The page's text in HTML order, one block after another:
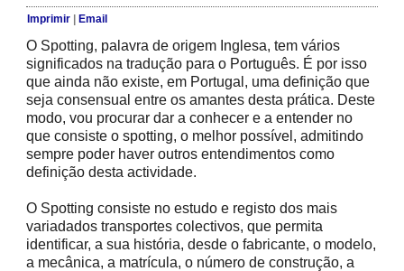
Imprimir |Email
O Spotting, palavra de origem Inglesa, tem vários
significados na tradução para o Português. É por isso
que ainda não existe, em Portugal, uma definição que
seja consensual entre os amantes desta prática. Deste
modo, vou procurar dar a conhecer e a entender no
que consiste o spotting, o melhor possível, admitindo
sempre poder haver outros entendimentos como
definição desta actividade.
O Spotting consiste no estudo e registo dos mais
variadados transportes colectivos, que permita
identificar, a sua história, desde o fabricante, o modelo,
a mecânica, a matrícula, o número de construção, a